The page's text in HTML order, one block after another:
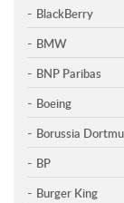
BlackBerry
BMW
BNP Paribas
Boeing
Borussia
BP
Burger King